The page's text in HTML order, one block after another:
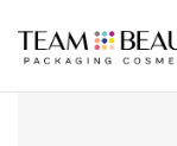
Home Prodotti